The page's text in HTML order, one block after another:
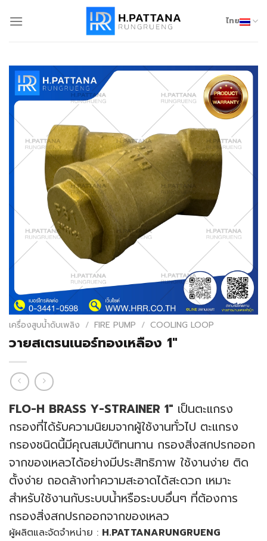
ไทย
เครื่องสูบน้ำดับเพลิง / FIRE PUMP / COOLING LOOP
วายสเตรนเนอร์ทองเหลือง 1″
FLO-H BRASS Y-STRAINER 1″ เป็นตะแกรง
กรองที่ได้รับความนิยมจากผู้ใช้งานทั่วไป ตะแกรง
กรองชนิดนี้มีคุณสมบัติทนทาน กรองสิ่งสกปรกออก
จากของเหลวได้อย่างมีประสิทธิภาพ ใช้งานง่าย ติด
ตั้งง่าย ถอดล้างทำความสะอาดได้สะดวก เหมาะ
สำหรับใช้งานกับระบบน้ำหรือระบบอื่นๆ ที่ต้องการ
กรองสิ่งสกปรกออกจากของเหลว
ผู้ผลิตและจัดจำหน่าย : H.PATTANARUNGRUENG